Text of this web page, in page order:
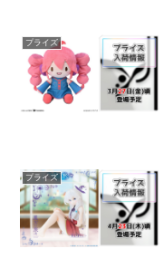
プライズ
プライズ